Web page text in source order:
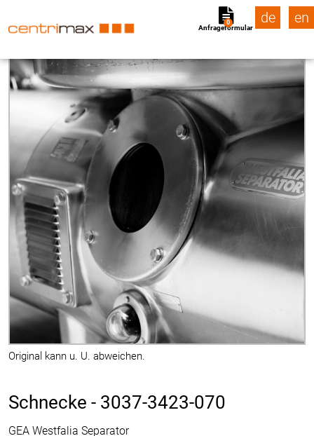
Anfrageformular
0 de en
Original kann u. U. abweichen.
Schnecke - 3037-3423-070
GEA Westfalia Separator